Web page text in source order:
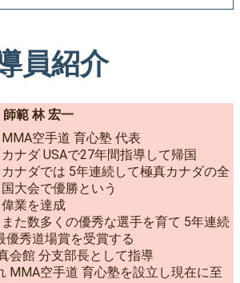
員紹介
師範 林 宏一
MMA空手道 育心塾 代表
カナダ USAで27年間指導して帰国
カナダでは 5年連続して極真カナダの全
国大会で優勝という
偉業を達成
また数多くの優秀な選手を育て 5年連続
優秀道場賞を受賞する
会館 分支部長として指導
MMA空手道 育心塾を設立し現在に至